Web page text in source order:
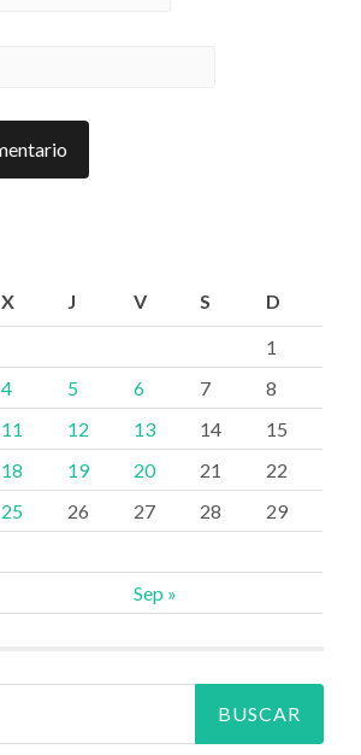
X J V S D
Sep »
1
4 5 6 7
8
11 12 13 14
15
18 19 20 21
22
25 26 27 28
29